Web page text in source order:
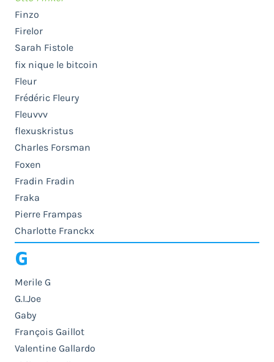
Finzo
Firelor
Sarah Fistole
fix nique le bitcoin
Fleur
Frédéric Fleury
Fleuvvv
flexuskristus
Charles Forsman
Foxen
Fradin Fradin
Fraka
Pierre Frampas
Charlotte Franckx
G
Merile G
G.I.Joe
Gaby
François Gaillot
Valentine Gallardo